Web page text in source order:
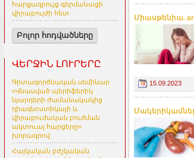
հարցազրույց գերմանացի
վիրաբույժի հետ
Բոլոր հոդվածները
ՎԵՐՋԻՆ ԼՈՒՐԵՐԸ
Գիտագործնական սեմինար
«Վնասված պերիֆերիկ
նյարդերի ժամանակակից
դիագնոստիկայի և
վիրաբուժական բուժման
ակտուալ հարցերը»
խորագրով
Հայկական բժշկական
Միասթենիա.
15.09.2023